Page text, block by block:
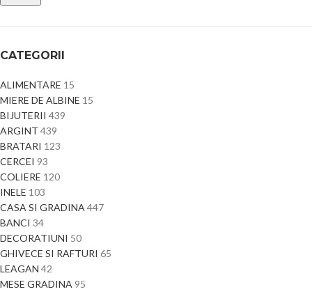
CATEGORII
ALIMENTARE 15
MIERE DE ALBINE 15
BIJUTERII 439
ARGINT 439
BRATARI 123
CERCEI 93
COLIERE 120
INELE 103
CASA SI GRADINA 447
BANCI 34
DECORATIUNI 50
GHIVECE SI RAFTURI 65
LEAGAN 42
MESE GRADINA 95